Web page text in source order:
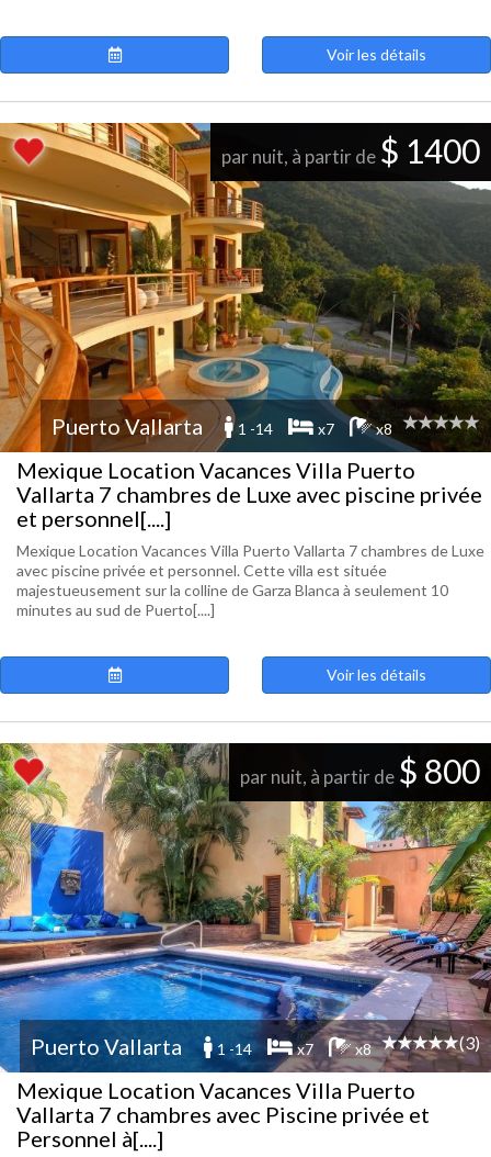
Voir les détails
par nuit, à partir de $ 1400
Puerto Vallarta 1 -14 x7 x8
Mexique Location Vacances Villa Puerto
Vallarta 7 chambres de Luxe avec piscine privée
et personnel[....]
Mexique Location Vacances Villa Puerto Vallarta 7 chambres de Luxe
avec piscine privée et personnel. Cette villa est située
majestueusement sur la colline de Garza Blanca à seulement 10
minutes au sud de Puerto[....]
Voir les détails
par nuit, à partir de $ 800
Puerto Vallarta 1 -14 x7 x8 (3)
Mexique Location Vacances Villa Puerto
Vallarta 7 chambres avec Piscine privée et
Personnel à[....]